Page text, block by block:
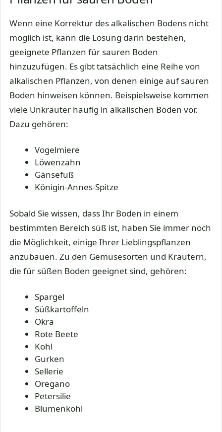
Wenn eine Korrektur des alkalischen Bodens nicht
möglich ist, kann die Lösung darin bestehen,
geeignete Pflanzen für sauren Boden
hinzuzufügen. Es gibt tatsächlich eine Reihe von
alkalischen Pflanzen, von denen einige auf sauren
Boden hinweisen können. Beispielsweise kommen
viele Unkräuter häufig in alkalischen Böden vor.
Dazu gehören:
Vogelmiere
Löwenzahn
Gänsefuß
Königin-Annes-Spitze
Sobald Sie wissen, dass Ihr Boden in einem
bestimmten Bereich süß ist, haben Sie immer noch
die Möglichkeit, einige Ihrer Lieblingspflanzen
anzubauen. Zu den Gemüsesorten und Kräutern,
die für süßen Boden geeignet sind, gehören:
Spargel
Süßkartoffeln
Okra
Rote Beete
Kohl
Gurken
Sellerie
Oregano
Petersilie
Blumenkohl